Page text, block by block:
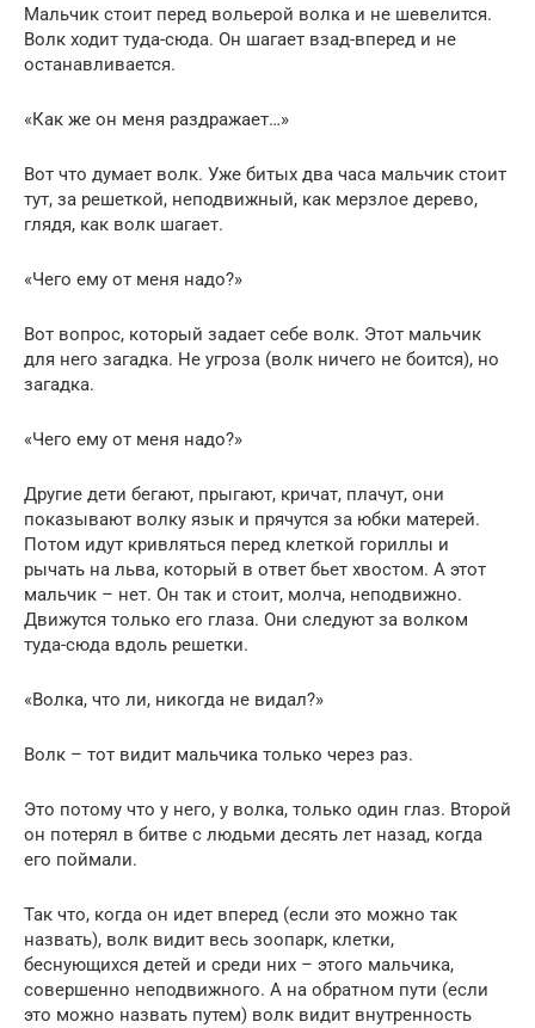
Мальчик стоит перед вольерой волка и не шевелится.
Волк ходит туда-сюда. Он шагает взад-вперед и не
останавливается.
«Как же он меня раздражает…»
Вот что думает волк. Уже битых два часа мальчик стоит
тут, за решеткой, неподвижный, как мерзлое дерево,
глядя, как волк шагает.
«Чего ему от меня надо?»
Вот вопрос, который задает себе волк. Этот мальчик
для него загадка. Не угроза (волк ничего не боится), но
загадка.
«Чего ему от меня надо?»
Другие дети бегают, прыгают, кричат, плачут, они
показывают волку язык и прячутся за юбки матерей.
Потом идут кривляться перед клеткой гориллы и
рычать на льва, который в ответ бьет хвостом. А этот
мальчик – нет. Он так и стоит, молча, неподвижно.
Движутся только его глаза. Они следуют за волком
туда-сюда вдоль решетки.
«Волка, что ли, никогда не видал?»
Волк – тот видит мальчика только через раз.
Это потому что у него, у волка, только один глаз. Второй
он потерял в битве с людьми десять лет назад, когда
его поймали.
Так что, когда он идет вперед (если это можно так
назвать), волк видит весь зоопарк, клетки,
беснующихся детей и среди них – этого мальчика,
совершенно неподвижного. А на обратном пути (если
это можно назвать путем) волк видит внутренность